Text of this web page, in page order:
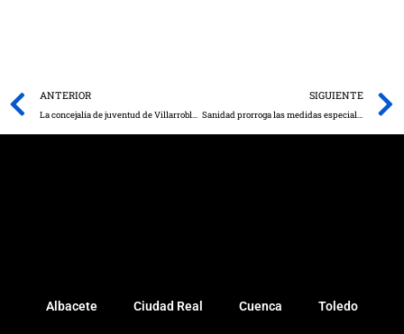
Prev
ANTERIOR
La concejalía de juventud de Villarrobledo lanza su oferta de cursos para los próximos meses
SIGUIENTE
Sanidad prorroga las medidas especiales nivel 2 en Tarancón y Las Pedroñeras y rebaja a nivel 1 las medidas en Mota del Cuervo
Albacete Ciudad Real Cuenca Toledo